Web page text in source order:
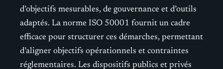
d’objectifs mesurables, de gouvernance et d’outils
adaptés. La norme ISO 50001 fournit un cadre
efficace pour structurer ces démarches, permettant
d’aligner objectifs opérationnels et contraintes
réglementaires. Les dispositifs publics et privés